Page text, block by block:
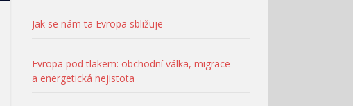
Jak se nám ta Evropa sbližuje
Evropa pod tlakem: obchodní válka, migrace
a energetická nejistota